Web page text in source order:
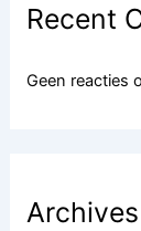
Recent
Geen reacties
Archives